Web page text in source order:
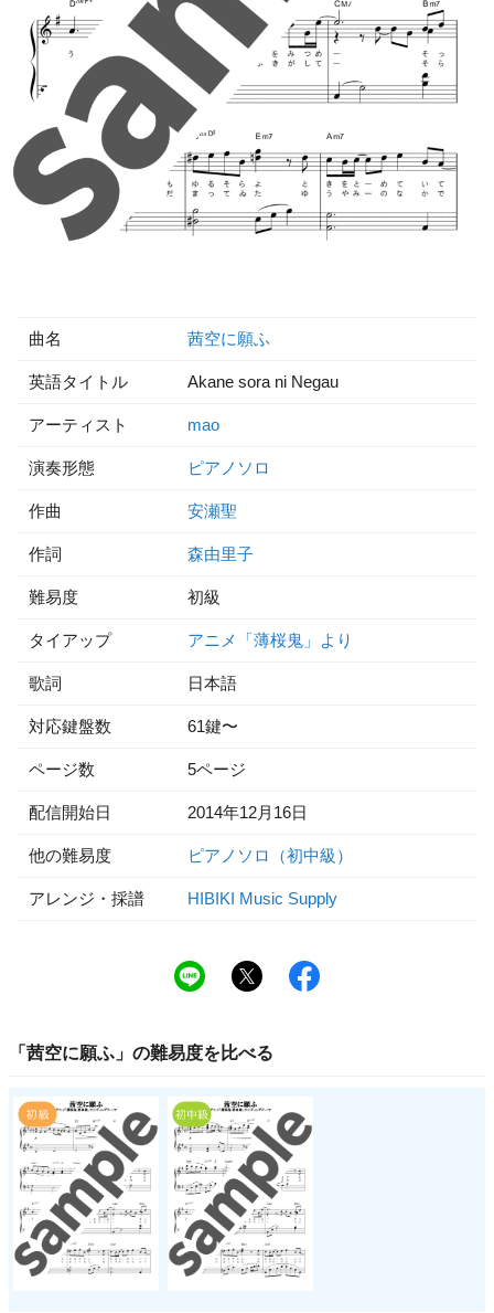
曲名 茜空に願ふ
英語タイトル Akane sora ni Negau
アーティスト mao
演奏形態 ピアノソロ
作曲 安瀬聖
作詞 森由里子
難易度 初級
タイアップ アニメ「薄桜鬼」より
歌詞 日本語
対応鍵盤数 61鍵〜
ページ数 5ページ
配信開始日 2014年12月16日
他の難易度 ピアノソロ（初中級）
アレンジ・採譜 HIBIKI Music Supply
「 茜空に願ふ 」の難易度を比べる